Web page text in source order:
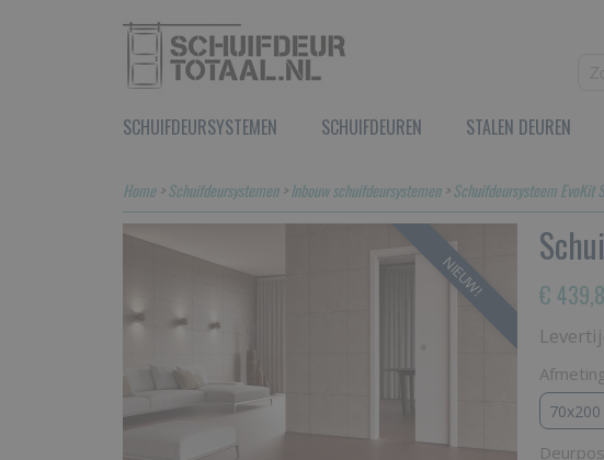
SCHUIFDEURSYSTEMEN SCHUIFDEUREN STALEN DEUREN
Home>Schuifdeursystemen>Inbouw schuifdeursystemen>Schuifdeursysteem EvoKit
NIEUW! €